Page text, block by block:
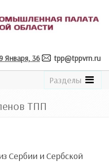
Января, 36 tpp@tppvrn.ru
See
the
Разделы
ТПП
Сербии и Сербской